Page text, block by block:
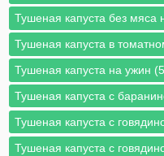
Тушеная капуста без мяса
Тушеная капуста в
Тушеная капуста на ужин
Тушеная капуста с
Тушеная капуста с
Тушеная капуста с